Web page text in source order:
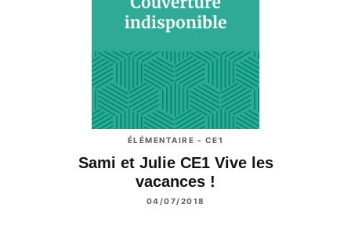
ÉLÉMENTAIRE - CE1
Sami et Julie CE1 Vive les
vacances !
04/07/2018